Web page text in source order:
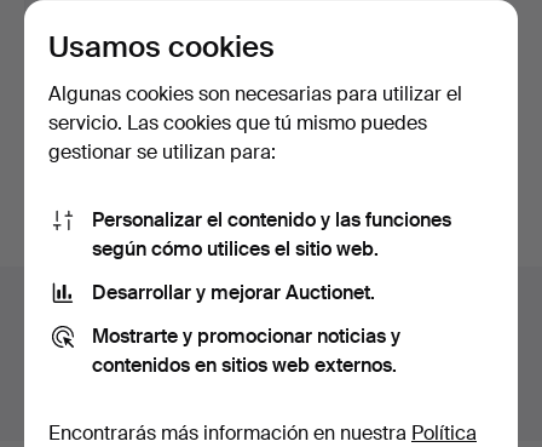
RELOJ DE MESA, metal
Subastado 20 ago 2023
10 pujas
64 USD
Suscribir búsqueda
Archivo de subastas
Estás buscando en el archivo de subastas concluidas.
Usamos cookies
Algunas cookies son necesarias para utilizar el
servicio. Las cookies que tú mismo puedes
gestionar se utilizan para:
Personalizar el contenido y las funciones
según cómo utilices el sitio web.
Desarrollar y mejorar Auctionet.
Mostrarte y promocionar noticias y
contenidos en sitios web externos.
Encontrarás más información en nuestra Política